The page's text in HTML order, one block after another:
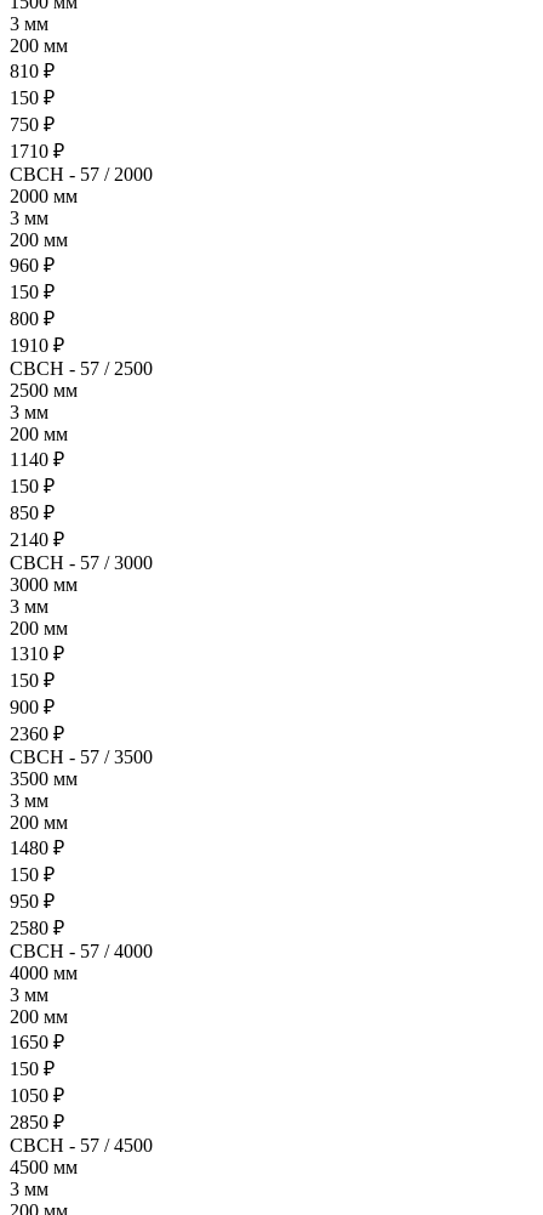
3 мм
200 мм
810 ₽
150 ₽
750 ₽
1710 ₽
СВСН - 57 / 2000
2000 мм
3 мм
200 мм
960 ₽
150 ₽
800 ₽
1910 ₽
СВСН - 57 / 2500
2500 мм
3 мм
200 мм
1140 ₽
150 ₽
850 ₽
2140 ₽
СВСН - 57 / 3000
3000 мм
3 мм
200 мм
1310 ₽
150 ₽
900 ₽
2360 ₽
СВСН - 57 / 3500
3500 мм
3 мм
200 мм
1480 ₽
150 ₽
950 ₽
2580 ₽
СВСН - 57 / 4000
4000 мм
3 мм
200 мм
1650 ₽
150 ₽
1050 ₽
2850 ₽
СВСН - 57 / 4500
4500 мм
3 мм
200 мм